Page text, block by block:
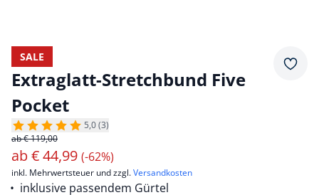
SALE
Extraglatt-Stretchbund Five
Pocket
5,0 (3)
ab € 119,00
ab€44,99 (-62%)
inkl. Mehrwertsteuer und zzgl.Versandkosten
inklusive passendem Gürtel